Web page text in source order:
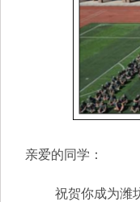
亲爱的同学：
祝贺你成为潍